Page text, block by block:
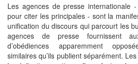
Les agences de presse internationale
pour citer les principales - sont la
unification du discours qui parcourt les
agences de presse fournissent
d’obédiences apparemment
similaires qu’ils publient séparément.